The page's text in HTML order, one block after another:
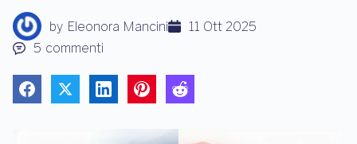
t
o
by Eleonora Mancini
11 Ott 2025
5 commenti